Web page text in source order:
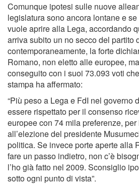
Comunque ipotesi sulle nuove
legislatura sono ancora lontane e
vuole aprire alla Lega, accordando
arriva subito un no secco del partito
contemporaneamente, la forte
Romano, non eletto alle europee,
conseguito con i suoi 73.093 voti
stampa ha affermato:
“Più peso a Lega e FdI nel governo
essere rispettato per il consenso
europee con 74 mila preferenze,
all’elezione del presidente
politica. Se invece porte aperte alla
fare un passo indietro, non c’è
l’ho già fatto nel 2009. Sconsiglio
sotto ogni punto di vista”.